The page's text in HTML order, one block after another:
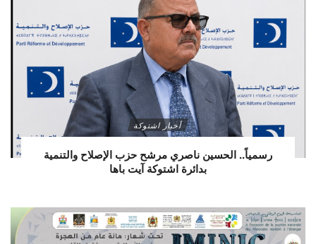
أخبار اشتوكة
رسمياً.. الحسين ناصري مرشح حزب الإصلاح والتنمية
بدائرة اشتوكة آيت باها